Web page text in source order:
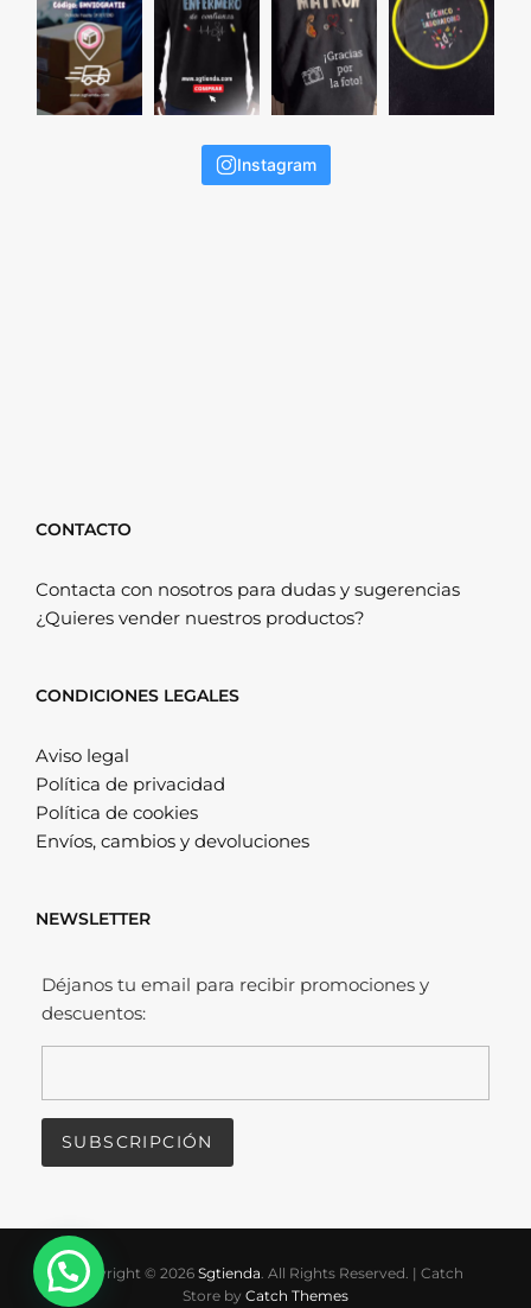
Instagram
CONTACTO
Contacta con nosotros para dudas y sugerencias
¿Quieres vender nuestros productos?
CONDICIONES LEGALES
Aviso legal
Política de privacidad
Política de cookies
Envíos, cambios y devoluciones
NEWSLETTER
Déjanos tu email para recibir promociones y
descuentos:
Copyright © 2026 Sgtienda. All Rights Reserved. | Catch
Store by Catch Themes